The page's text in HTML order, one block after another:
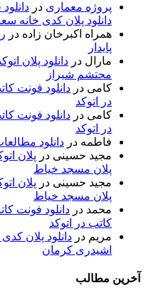
پروژه معماری در
دانلود پلان کدی خانه
همراه اکبرخان زاده در
پایدار
مارال در دانلود پلان
محتشم شیراز
کامی در دانلود فونت
در اتوکد
کامی در دانلود فونت
در اتوکد
فاطمه در دانلود
مجید حسینی در پلان
پلان مسجد خیاط
مجید حسینی در پلان
پلان مسجد خیاط
محمد در دانلود فونت
کاتب در اتوکد
مریم در دانلود پلان
اشیدری کرمان
آخرین مطالب